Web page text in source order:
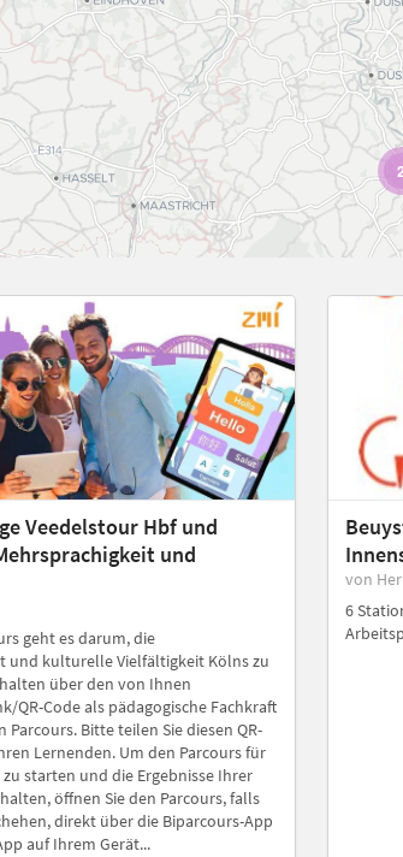
2
Veedelstour Hbf und
und
geht es darum, die
und kulturelle Vielfältigkeit Kölns zu
über den von Ihnen
QR-Code als pädagogische Fachkraft
Parcours. Bitte teilen Sie diesen QR-
Lernenden. Um den Parcours für
starten und die Ergebnisse Ihrer
öffnen Sie den Parcours, falls
direkt über die Biparcours-App
auf Ihrem Gerät...
von
6